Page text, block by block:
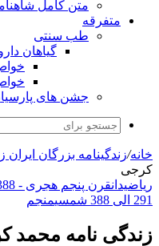
متن کامل
متفرقه
طب سنتی
گیاهان
جشن های
خانه/زندگینامه بزرگان ایران
کرجی
ریاضیدانقرن پنجم هجری - 388 الی 485 شمسی
291 الی 388 شمسی
منجم
زندگی نامه محمد